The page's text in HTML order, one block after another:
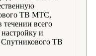
ТВ МТС,
всего
и
Спутникового ТВ